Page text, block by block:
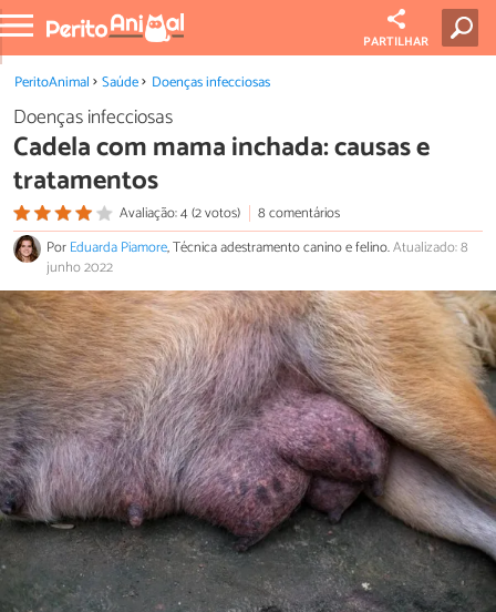
PARTILHAR
PeritoAnimal Saúde Doenças infecciosas
Doenças infecciosas
Cadela com mama inchada: causas e
tratamentos
Avaliação: 4 (2 votos)
8 comentários
PorEduarda Piamore, Técnica adestramento canino e felino.Atualizado: 8
junho 2022